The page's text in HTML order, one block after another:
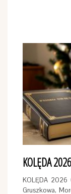
KOLĘDA 2026
KOLĘDA 2026
Gruszkowa,